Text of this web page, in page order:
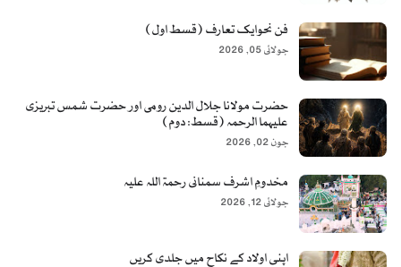
فن نحوایک تعارف (قسط اول)
جولائی 05, 2026
حضرت مولانا جلال الدین رومی اور حضرت شمس تبریزی
علیہما الرحمہ (قسط: دوم)
جون 02, 2026
مخدومِ اشرف سمنانی رحمۃ اللہ علیہ
جولائی 12, 2026
اپنی اولاد کے نکاح میں جلدی کریں